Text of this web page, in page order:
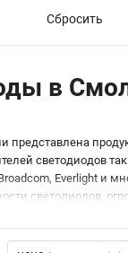
Сбросить
в
представлена
светодиодов
Everlight и
светодиодов,
мощности,
традиционные